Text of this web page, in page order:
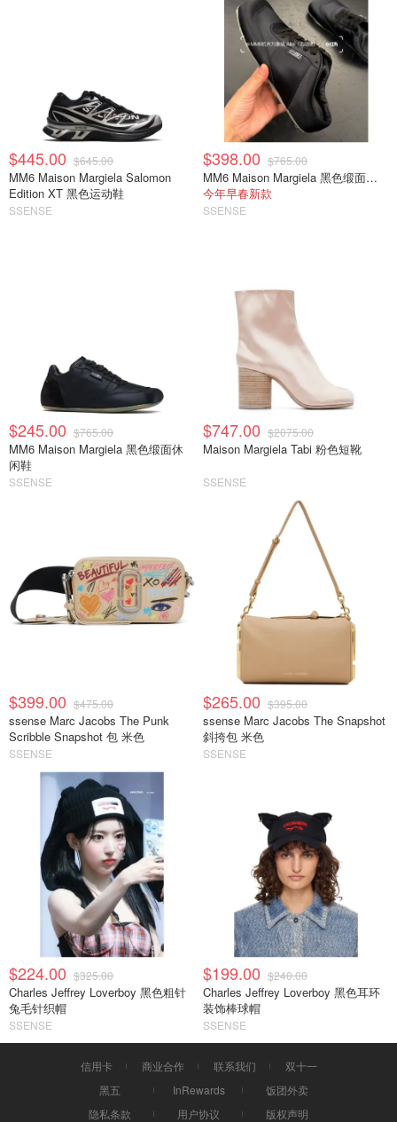
$445.00 $645.00
MM6 Maison Margiela Salomon
Edition XT 黑色运动鞋
SSENSE
$398.00 $765.00
MM6 Maison Margiela 黑色缎面半拖运动鞋
今年早春新款
SSENSE
$245.00 $765.00
MM6 Maison Margiela 黑色缎面休
闲鞋
SSENSE
$747.00 $2075.00
Maison Margiela Tabi 粉色短靴
SSENSE
$399.00 $475.00
ssense Marc Jacobs The Punk
Scribble Snapshot 包 米色
SSENSE
$265.00 $395.00
ssense Marc Jacobs The Snapshot
斜挎包 米色
SSENSE
$224.00 $325.00
Charles Jeffrey Loverboy 黑色粗针
兔毛针织帽
SSENSE
$199.00 $240.00
Charles Jeffrey Loverboy 黑色耳环
装饰棒球帽
SSENSE
信用卡 商业合作 联系我们
双十一
黑五
InRewards
饭团外卖
隐私条款
用户协议 版权声明